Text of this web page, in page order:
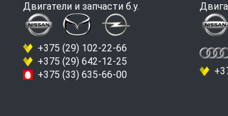
Двигатели и запчасти б.у.
+375 (29) 102-22-66
+375 (29) 642-12-25
+375 (33) 635-66-00